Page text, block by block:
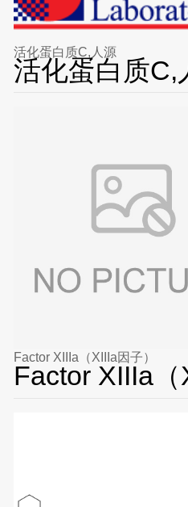
活化蛋白质C,人源
活化蛋白质C,
Factor XIIIa（XIIIa因子）
Factor XIIIa（